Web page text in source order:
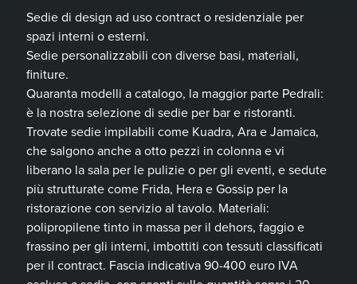
Sedie di design ad uso contract o residenziale per
spazi interni o esterni.
Sedie personalizzabili con diverse basi, materiali,
finiture.
Quaranta modelli a catalogo, la maggior parte Pedrali:
è la nostra selezione di sedie per bar e ristoranti.
Trovate sedie impilabili come Kuadra, Ara e Jamaica,
che salgono anche a otto pezzi in colonna e vi
liberano la sala per le pulizie o per gli eventi, e sedute
più strutturate come Frida, Hera e Gossip per la
ristorazione con servizio al tavolo. Materiali:
polipropilene tinto in massa per il dehors, faggio e
frassino per gli interni, imbottiti con tessuti classificati
per il contract. Fascia indicativa 90-400 euro IVA